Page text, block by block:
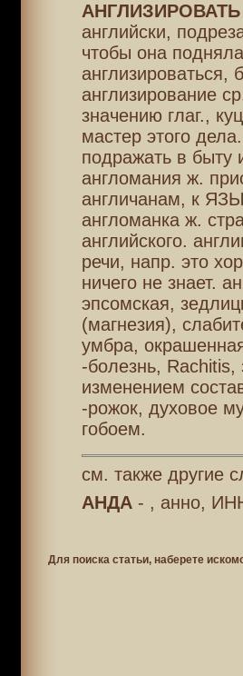
АНГЛИЗИРОВАТЬ
английски,
чтобы она
англизироваться,
англизирование
значению глаг.,
мастер этого
подражать в быту
англомания ж.
англичанам, к
англоманка ж.
английского.
речи, напр. это
ничего не знает.
эпсомская,
(магнезия),
умбра,
-болезнь, Rachitis,
изменением
-рожок, духовое
гобоем.
см. также другие
АНДА- , анно,
Для поиска статьи, наберете